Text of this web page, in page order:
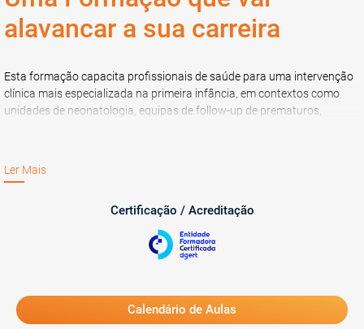
5. O Brincar do Bebé
qual o bebé começa a brincar e o significado desse ato.
alavancar a sua carreira
Esta formação capacita profissionais de saúde para uma intervenção
clínica mais especializada na primeira infância, em contextos como
unidades de neonatologia, equipas de follow-up de prematuros,
Ler Mais
Certificação / Acreditação
Calendário de Aulas